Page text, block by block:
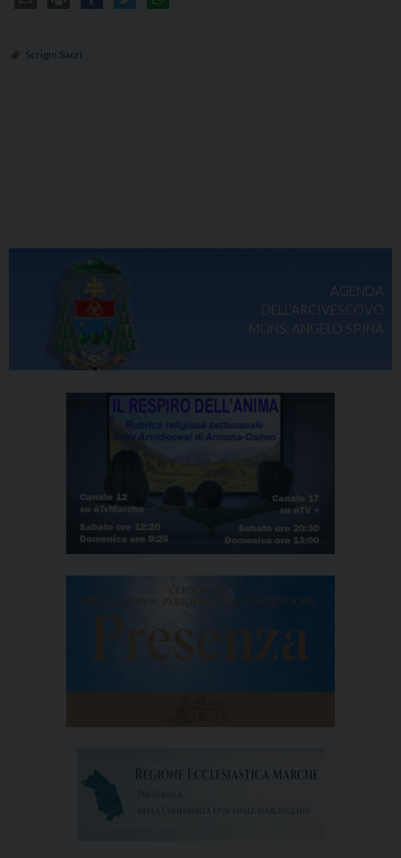
Scrigni Sacri
AGENDA
DELL'ARCIVESCOVO
MONS. ANGELO SPINA